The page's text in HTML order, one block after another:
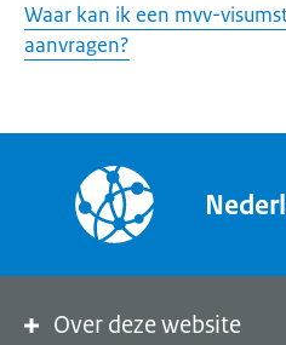
Waar kan ik een mvv-
aanvragen?
Over deze website